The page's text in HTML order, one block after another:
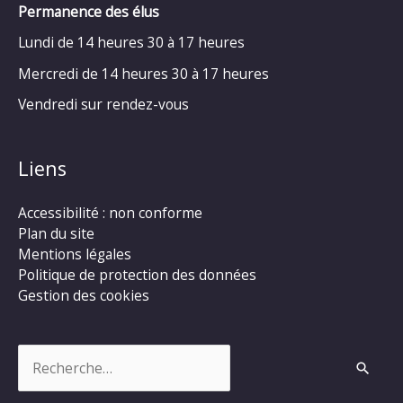
Permanence des élus
Lundi de 14 heures 30 à 17 heures
Mercredi de 14 heures 30 à 17 heures
Vendredi sur rendez-vous
Liens
Accessibilité : non conforme
Plan du site
Mentions légales
Politique de protection des données
Gestion des cookies